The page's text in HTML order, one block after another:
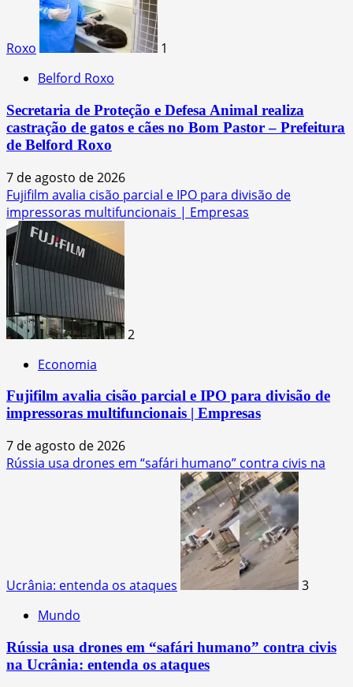
Roxo
1
Belford Roxo
Secretaria de Proteção e Defesa Animal realiza
castração de gatos e cães no Bom Pastor – Prefeitura
de Belford Roxo
7 de agosto de 2026
Fujifilm avalia cisão parcial e IPO para divisão de
impressoras multifuncionais | Empresas
2
Economia
Fujifilm avalia cisão parcial e IPO para divisão de
impressoras multifuncionais | Empresas
7 de agosto de 2026
Rússia usa drones em “safári humano” contra civis na
Ucrânia: entenda os ataques
3
Mundo
Rússia usa drones em “safári humano” contra civis
na Ucrânia: entenda os ataques